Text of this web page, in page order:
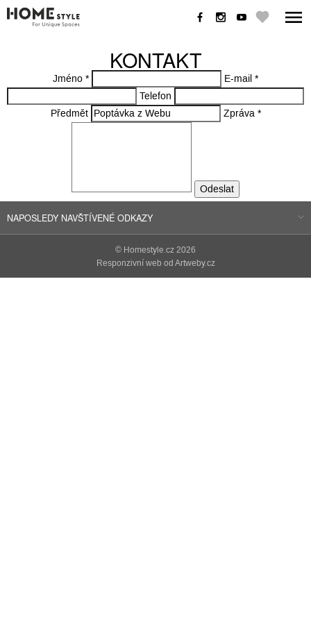
KONTAKT
Jméno * E-mail *
Telefon
Předmět
Zpráva*
NAPOSLEDY NAVŠTÍVENÉ ODKAZY
© Homestyle.cz 2026
Responzivní web od Artweby.cz